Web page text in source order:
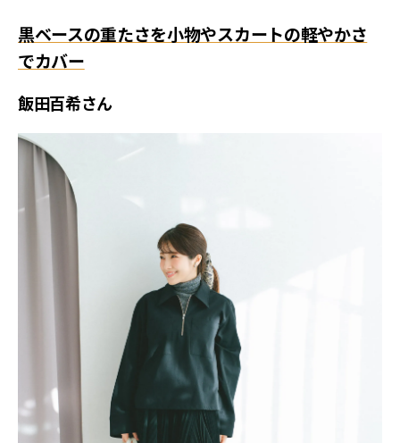
黒ベースの重たさを小物やスカートの軽やかさ
でカバー
飯田百希さん